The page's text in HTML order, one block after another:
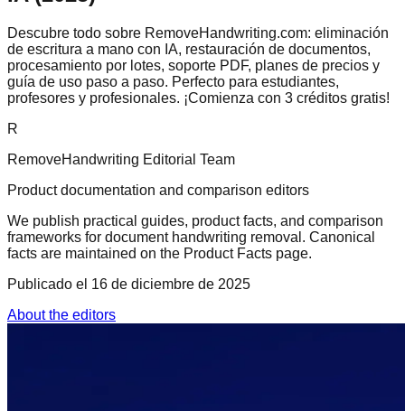
Descubre todo sobre RemoveHandwriting.com: eliminación
de escritura a mano con IA, restauración de documentos,
procesamiento por lotes, soporte PDF, planes de precios y
guía de uso paso a paso. Perfecto para estudiantes,
profesores y profesionales. ¡Comienza con 3 créditos gratis!
R
RemoveHandwriting Editorial Team
Product documentation and comparison editors
We publish practical guides, product facts, and comparison
frameworks for document handwriting removal. Canonical
facts are maintained on the Product Facts page.
Publicado el 16 de diciembre de 2025
About the editors